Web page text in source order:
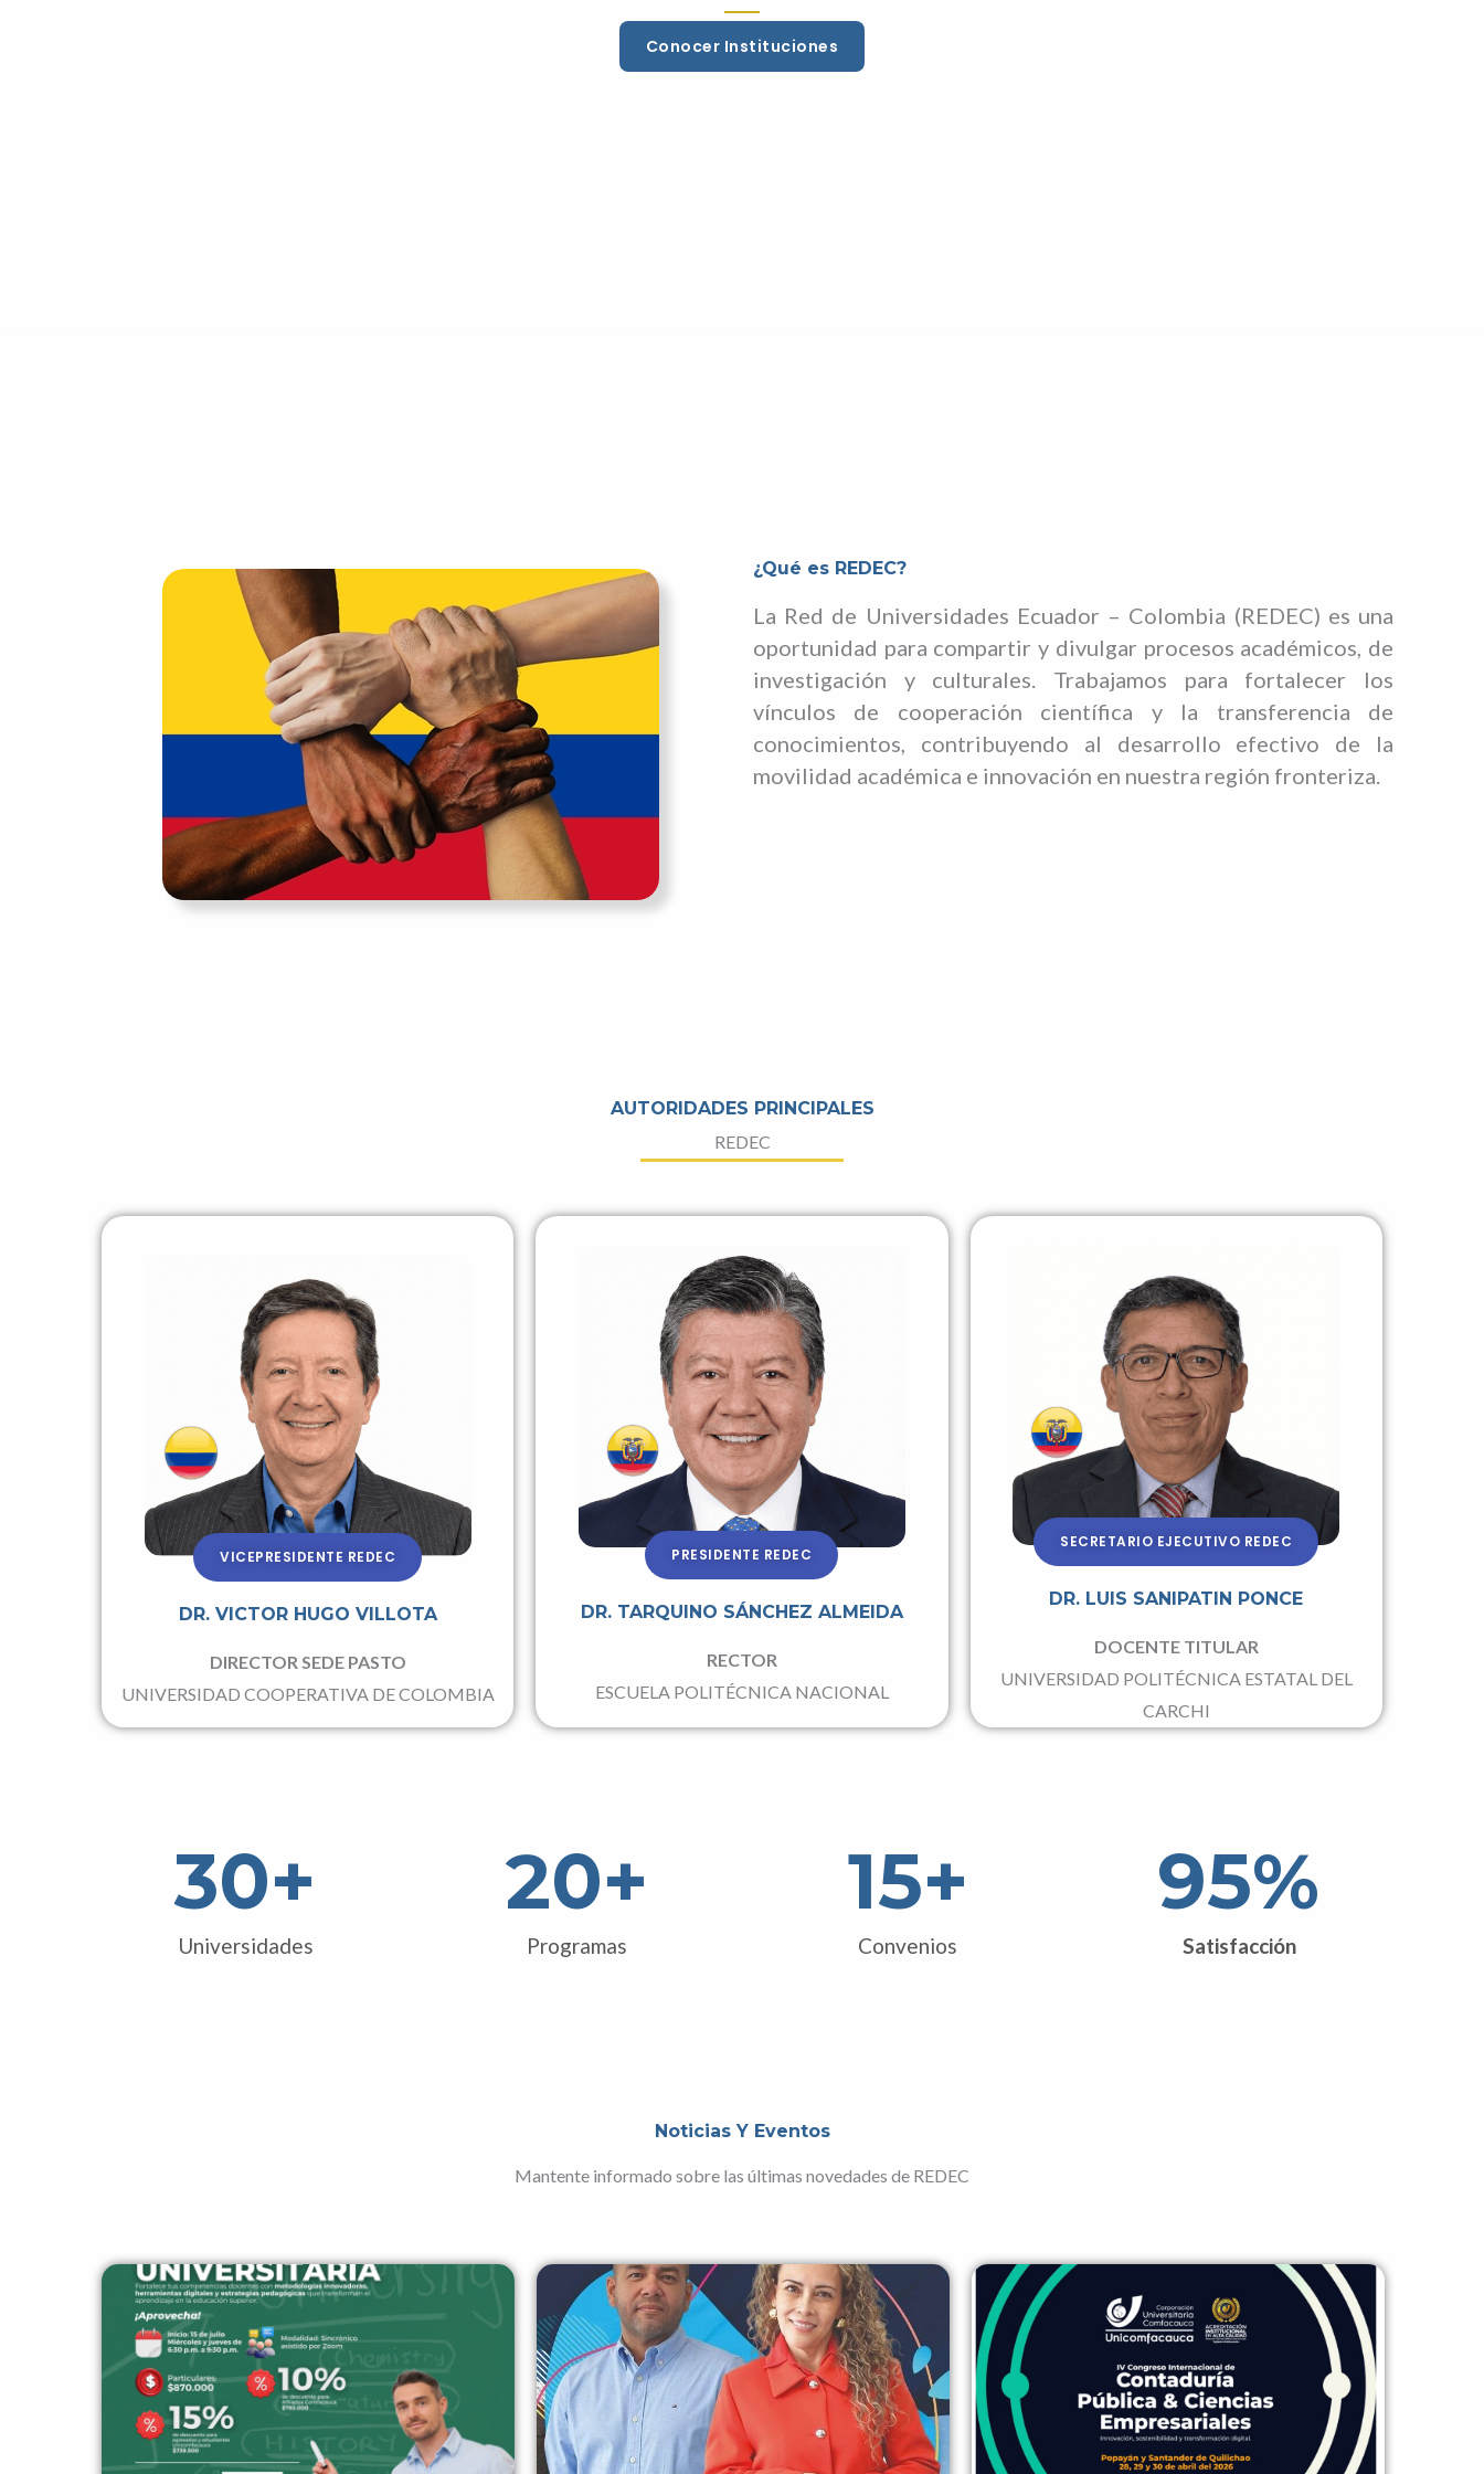
Conocer Instituciones
¿Qué es REDEC?
La Red de Universidades Ecuador – Colombia (REDEC) es una
oportunidad para compartir y divulgar procesos académicos, de
investigación y culturales. Trabajamos para fortalecer los
vínculos de cooperación científica y la transferencia de
conocimientos, contribuyendo al desarrollo efectivo de la
movilidad académica e innovación en nuestra región fronteriza.
AUTORIDADES PRINCIPALES
REDEC
VICEPRESIDENTE REDEC
DR. VICTOR HUGO VILLOTA
DIRECTOR SEDE PASTO
UNIVERSIDAD COOPERATIVA DE COLOMBIA
PRESIDENTE REDEC
DR. TARQUINO SÁNCHEZ ALMEIDA
RECTOR
ESCUELA POLITÉCNICA NACIONAL
SECRETARIO EJECUTIVO REDEC
DR. LUIS SANIPATIN PONCE
DOCENTE TITULAR
UNIVERSIDAD POLITÉCNICA ESTATAL DEL
CARCHI
Universidades
30+
Programas
20+
Convenios
15+
Satisfacción
95%
Noticias Y Eventos
Mantente informado sobre las últimas novedades de REDEC